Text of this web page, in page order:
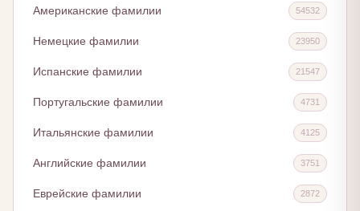
Американские фамилии 54532
Немецкие фамилии 23950
Испанские фамилии 21547
Португальские фамилии 4731
Итальянские фамилии 4125
Английские фамилии 3751
Еврейские фамилии 2872